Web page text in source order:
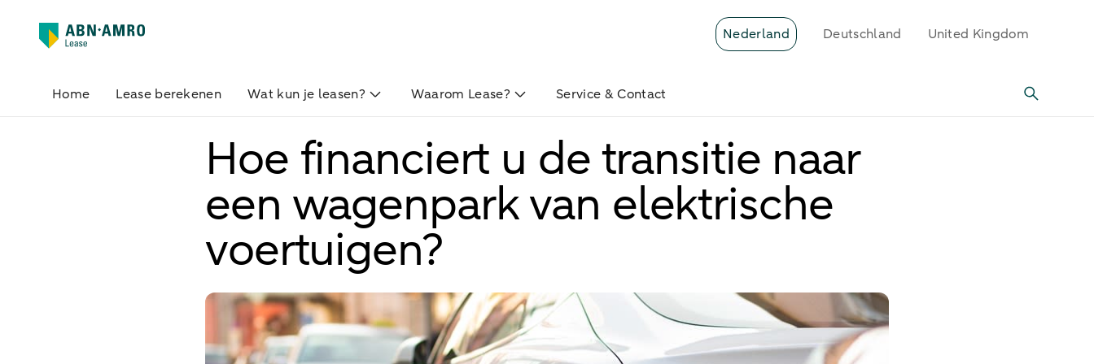
Nederland Deutschland United Kingdom
Home Lease berekenen Wat kun je leasen? Waarom Lease? Service & Contact
Hoe financiert u de transitie naar
een wagenpark van elektrische
voertuigen?